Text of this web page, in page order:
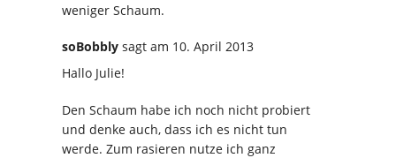
weniger Schaum.
soBobbly sagt am 10. April 2013
Hallo Julie!
Den Schaum habe ich noch nicht probiert
und denke auch, dass ich es nicht tun
werde. Zum rasieren nutze ich ganz